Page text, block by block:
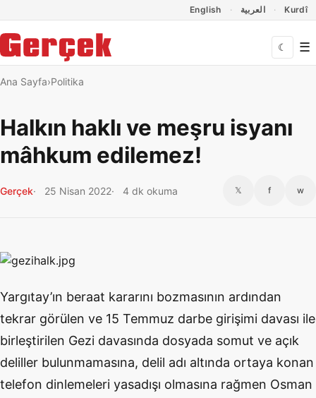
English العربية Kurdî
☾ ☰
Ana Sayfa Politika
Halkın haklı ve meşru isyanı
mâhkum edilemez!
Gerçek 25 Nisan 2022 4 dk okuma 𝕏 f w
Yargıtay’ın beraat kararını bozmasının ardından
tekrar görülen ve 15 Temmuz darbe girişimi davası ile
birleştirilen Gezi davasında dosyada somut ve açık
deliller bulunmamasına, delil adı altında ortaya konan
telefon dinlemeleri yasadışı olmasına rağmen Osman